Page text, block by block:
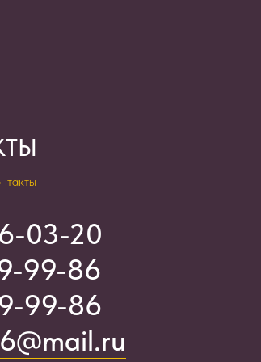
03-20
99-86
99-86